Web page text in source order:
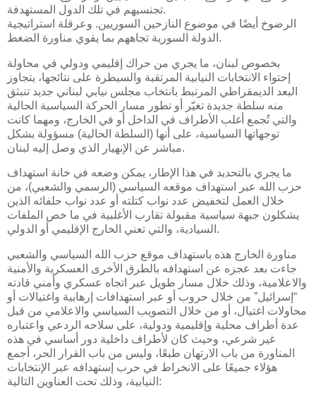
تجنسيهم في تلك الدول المستهدفة.
الرضوخ أيضًا في موضوع النازحين السوريين. وعرقلة استراتيجية
الدولة السورية تجاههم بما يقوي مناورة الضغط.
بخصوص لبنان، ما يجري من حراك إقليمي ودولي في محاولة
إحتواء الانتخابات النيابية المرتقبة والسيطرة على نتائجها، يتجاوز
البعد الديمقراطي المرتبط بانتخاب مجلس نيابي لبناني جديد تنبثق
منه سلطة جديدة تغيّر أو تطور مسار الحركة السياسية الحالية
والتي تُجمع أغلب الأطراف في الداخل أو في الخارج، ومهما كانت
توجهاتها السياسية، على أنها (السلطة الحالية) مسؤولة بشكل
مباشر عن الإنهيار الذي وصل إليه لبنان.
ما يجري بالتحديد في هذا الإطار، يمكن وضعه في خانة استهداف
حزب الله عبر استهداف موقعه السياسي (الرسمي والشعبي)، من
خلال العمل لتخفيض عدد نواب كتلته أو عدد نواب حلفائه الذين
يشكلون جبهة سياسية مقبولة تقارب الأغلبية في ما خص الملفات
السيادية، والتي تعني الخارج الإقليمي أو الدولي.
مناورة الخارج هذه باستهداف موقع حزب الله السياسي والشعبي
جاءت بعد عجزه عن استهدافه بالطرق الأخرى العسكرية والأمنية
والاعلامية، وذلك خلال مسار طويل عبر اتجاه عسكري وأمني قادته
“إسرائيل” من خلال حروب أو عبر استهدافات إرهابية واغتيالات أو
محاولات اغتيال، أو من خلال التصويب السياسي والاعلامي من قبل
عدة أطراف محلية وإقليمية ودولية، على سلاحه الردعي واعتباره
غير شرعي، وحيث كان لأطراف داخلية دور أساسي في هذه
المناورة من باب الارتهان طبعًا، وليس من باب القرار الحر، أجمع
هؤلاء جميعًا على الانخراط في حرب إستهدافه عبر الإنتخابات
النيابية، وذلك تحت العناوين التالية: